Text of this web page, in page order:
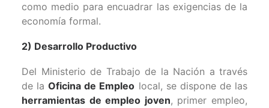
como medio para encuadrar las exigencias de la
economía formal.
2) Desarrollo Productivo
Del Ministerio de Trabajo de la Nación a través
de laOficina de Empleo local, se dispone de las
herramientas de empleo joven, primer empleo,